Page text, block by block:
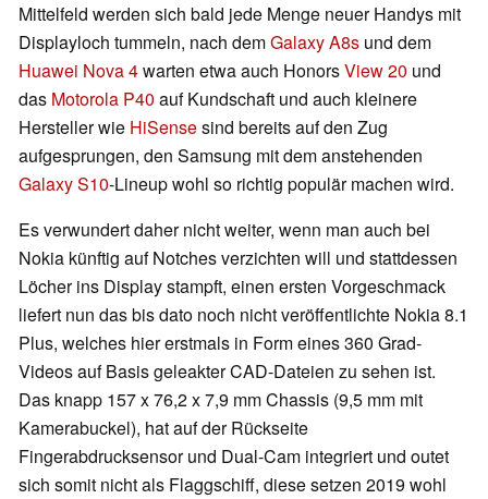
Mittelfeld werden sich bald jede Menge neuer Handys mit
Displayloch tummeln, nach demGalaxy A8s und dem
Huawei Nova 4warten etwa auch HonorsView 20 und
das Motorola P40 auf Kundschaft und auch kleinere
Hersteller wie HiSensesind bereits auf den Zug
aufgesprungen, den Samsung mit dem anstehenden
Galaxy S10-Lineup wohl so richtig populär machen wird.
Es verwundert daher nicht weiter, wenn man auch bei
Nokia künftig auf Notches verzichten will und stattdessen
Löcher ins Display stampft, einen ersten Vorgeschmack
liefert nun das bis dato noch nicht veröffentlichte Nokia 8.1
Plus, welches hier erstmals in Form eines 360 Grad-
Videos auf Basis geleakter CAD-Dateien zu sehen ist.
Das knapp 157 x 76,2 x 7,9 mm Chassis (9,5 mm mit
Kamerabuckel), hat auf der Rückseite
Fingerabdrucksensor und Dual-Cam integriert und outet
sich somit nicht als Flaggschiff, diese setzen 2019 wohl